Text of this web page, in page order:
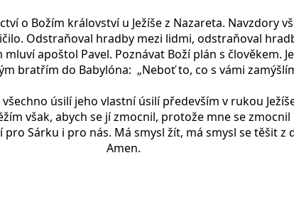
o Božím království u Ježíše z Nazareta. Navzdory
Odstraňoval hradby mezi lidmi, odstraňoval
apoštol Pavel. Poznávat Boží plán s člověkem.
bratřím do Babylóna: „Neboť to, co s vámi
úsilí jeho vlastní úsilí především v rukou
však, abych se jí zmocnil, protože mne se zmocnil
Sárku i pro nás. Má smysl žít, má smysl se těšit
cestách. Amen.